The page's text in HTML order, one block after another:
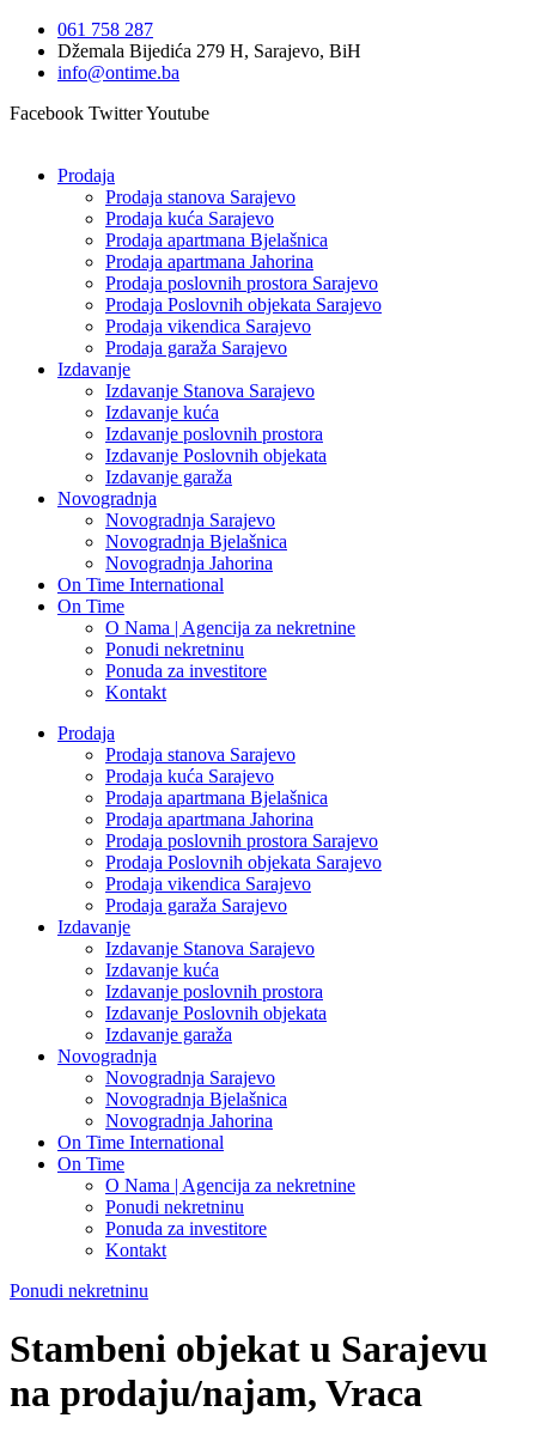
sadržaj
061 758 287
Džemala Bijedića 279 H, Sarajevo, BiH
info@ontime.ba
Facebook TwitterYoutube
Prodaja
Prodaja stanova Sarajevo
Prodaja kuća Sarajevo
Prodaja apartmana Bjelašnica
Prodaja apartmana Jahorina
Prodaja poslovnih prostora Sarajevo
Prodaja Poslovnih objekata Sarajevo
Prodaja vikendica Sarajevo
Prodaja garaža Sarajevo
Izdavanje
Izdavanje Stanova Sarajevo
Izdavanje kuća
Izdavanje poslovnih prostora
Izdavanje Poslovnih objekata
Izdavanje garaža
Novogradnja
Novogradnja Sarajevo
Novogradnja Bjelašnica
Novogradnja Jahorina
On Time International
On Time
O Nama | Agencija za nekretnine
Ponudi nekretninu
Ponuda za investitore
Kontakt
Prodaja
Prodaja stanova Sarajevo
Prodaja kuća Sarajevo
Prodaja apartmana Bjelašnica
Prodaja apartmana Jahorina
Prodaja poslovnih prostora Sarajevo
Prodaja Poslovnih objekata Sarajevo
Prodaja vikendica Sarajevo
Prodaja garaža Sarajevo
Izdavanje
Izdavanje Stanova Sarajevo
Izdavanje kuća
Izdavanje poslovnih prostora
Izdavanje Poslovnih objekata
Izdavanje garaža
Novogradnja
Novogradnja Sarajevo
Novogradnja Bjelašnica
Novogradnja Jahorina
On Time International
On Time
O Nama | Agencija za nekretnine
Ponudi nekretninu
Ponuda za investitore
Kontakt
Ponudi nekretninu
Stambeni objekat u Sarajevu
na prodaju/najam, Vraca